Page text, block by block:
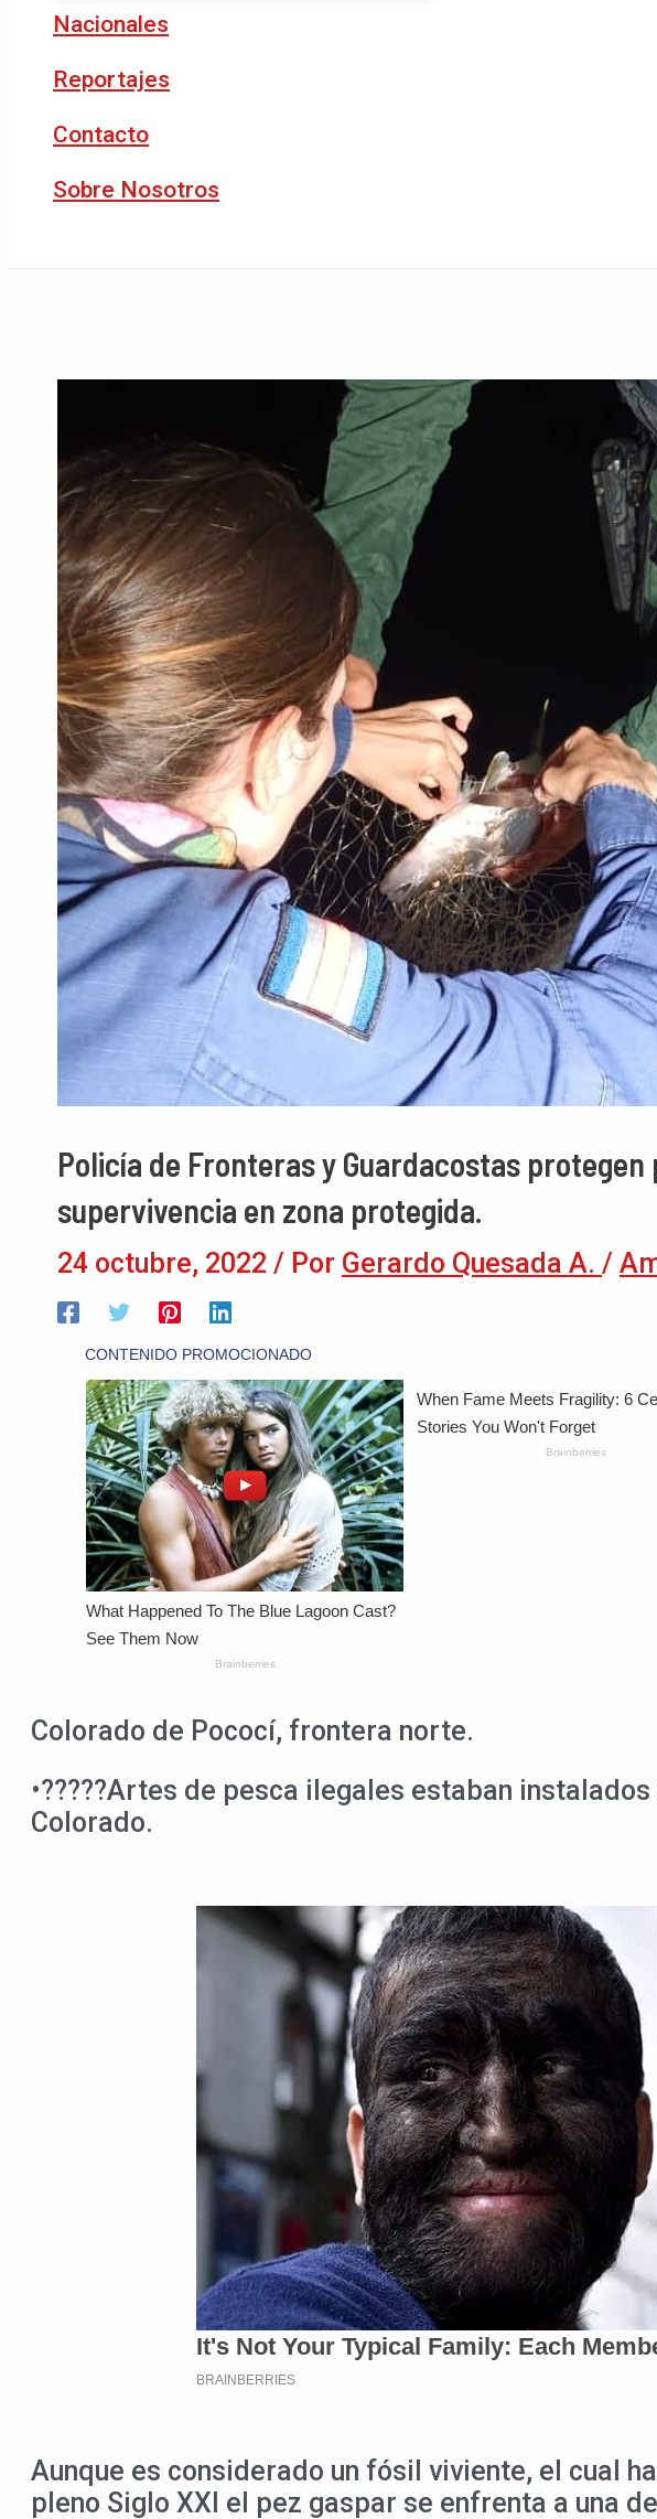
Nacionales
Reportajes
Contacto
Sobre Nosotros
Policía de Fronteras y Guardacostas
supervivencia en zona protegida.
24 octubre, 2022 / Por Gerardo Quesada A. /
Colorado de Pococí, frontera norte.
•?????Artes de pesca ilegales estaban
Colorado.
Aunque es considerado un fósil viviente, el cual
pleno Siglo XXI el pez gaspar se enfrenta a una